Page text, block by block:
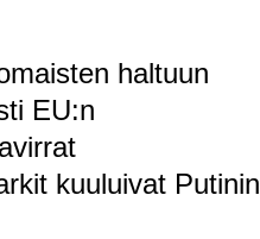
haltuun
EU:n
kuuluivat Putinin